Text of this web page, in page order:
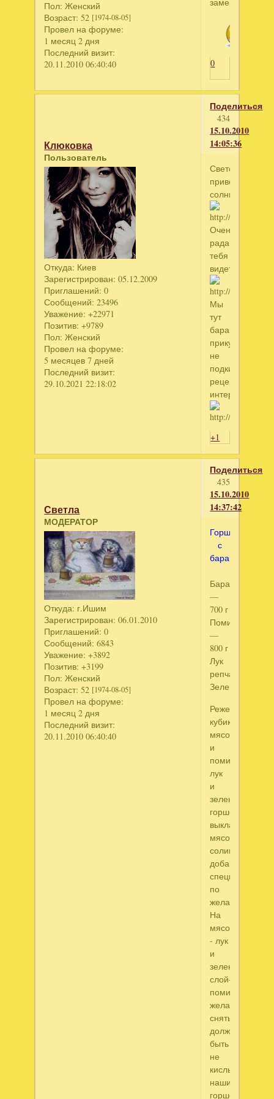
Пол: Женский
Возраст: 52 [1974-08-05]
Провел на форуме:
1 месяц 2 дня
Последний визит:
20.11.2010 06:40:40
0
Поделиться
434
15.10.2010
14:05:36
Клюковка
Пользователь
Откуда: Киев
Зарегистрирован: 05.12.2009
Приглашений: 0
Сообщений: 23496
Уважение: +22971
Позитив: +9789
Пол: Женский
Провел на форуме:
5 месяцев 7 дней
Последний визит:
29.10.2021 22:18:02
Светочка,
приветик,
Очень
рада
тебя
Мы
тут
баранинки
прикупили,
не
подкинешь
рецептиков
интересных???
+1
Поделиться
435
15.10.2010
14:37:42
Светла
МОДЕРАТОР
Откуда: г.Ишим
Зарегистрирован: 06.01.2010
Приглашений: 0
Сообщений: 6843
Уважение: +3892
Позитив: +3199
Пол: Женский
Возраст: 52 [1974-08-05]
Провел на форуме:
1 месяц 2 дня
Последний визит:
20.11.2010 06:40:40
Горшочки
с
бараниной
Баранина
—
700 г
Помидор
—
800 г
Лук
репчатый
Зелень
Режем
кубиками
мясо
и
помидоры,
лук
и
зелень.В
горшочки
выкладываем
мясо,
солим,
добавляем
специи
по
желанию
На
мясо
- лук
и
слой-
желательно
должны
быть
не
кислые.Ставим
наши
горшочки